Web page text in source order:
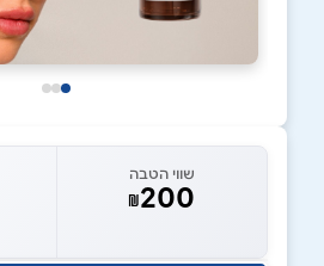
שווי הטבה
₪200